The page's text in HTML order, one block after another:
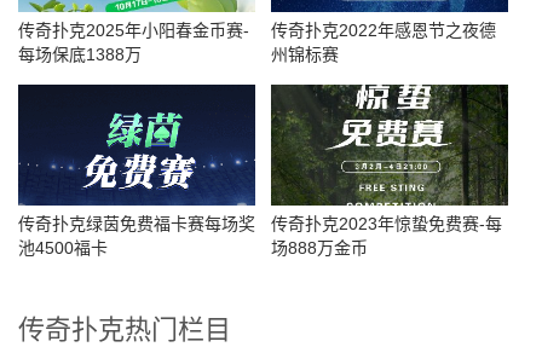
传奇扑克2025年小阳春金币赛-
每场保底1388万
传奇扑克2022年感恩节之夜德
州锦标赛
传奇扑克绿茵免费福卡赛每场奖
池4500福卡
传奇扑克2023年惊蛰免费赛-每
场888万金币
传奇扑克热门栏目